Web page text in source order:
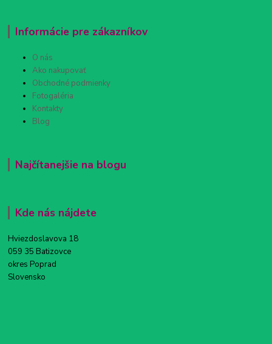
Informácie pre zákazníkov
O nás
Ako nakupovať
Obchodné podmienky
Fotogaléria
Kontakty
Blog
Najčítanejšie na blogu
Kde nás nájdete
Hviezdoslavova 18
059 35 Batizovce
okres Poprad
Slovensko